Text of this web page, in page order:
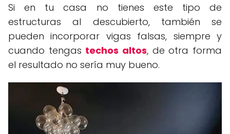
Si en tu casa no tienes este tipo de
estructuras al descubierto, también se
pueden incorporar vigas falsas, siempre y
cuando tengas techos altos, de otra forma
el resultado no sería muy bueno.